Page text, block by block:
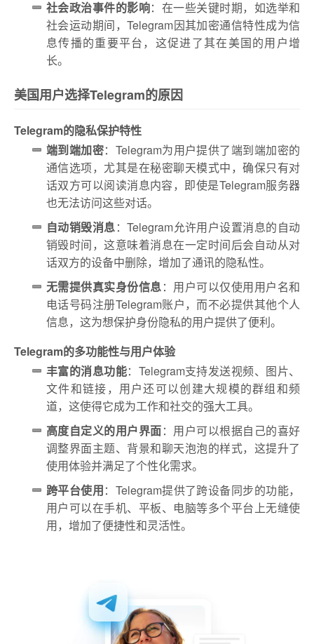
社会政治事件的影响：在一些关键时期，如选举和
社会运动期间，Telegram因其加密通信特性成为信
息传播的重要平台，这促进了其在美国的用户增
长。
美国用户选择Telegram的原因
Telegram的隐私保护特性
端到端加密：Telegram为用户提供了端到端加密的
通信选项，尤其是在秘密聊天模式中，确保只有对
话双方可以阅读消息内容，即使是Telegram服务器
也无法访问这些对话。
自动销毁消息：Telegram允许用户设置消息的自动
销毁时间，这意味着消息在一定时间后会自动从对
话双方的设备中删除，增加了通讯的隐私性。
无需提供真实身份信息：用户可以仅使用用户名和
电话号码注册Telegram账户，而不必提供其他个人
信息，这为想保护身份隐私的用户提供了便利。
Telegram的多功能性与用户体验
丰富的消息功能：Telegram支持发送视频、图片、
文件和链接，用户还可以创建大规模的群组和频
道，这使得它成为工作和社交的强大工具。
高度自定义的用户界面：用户可以根据自己的喜好
调整界面主题、背景和聊天泡泡的样式，这提升了
使用体验并满足了个性化需求。
跨平台使用：Telegram提供了跨设备同步的功能，
用户可以在手机、平板、电脑等多个平台上无缝使
用，增加了便捷性和灵活性。